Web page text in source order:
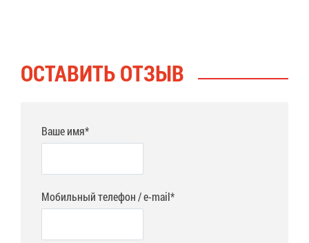
ОСТА­ВИТЬ ОТ­ЗЫВ
Ваше имя*
Мобильный телефон / e-mail*